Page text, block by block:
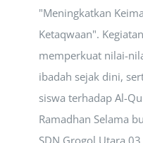
"Meningkatkan
Ketaqwaan".
memperkuat nilai-
ibadah sejak dini,
siswa terhadap Al-
Ramadhan Selama